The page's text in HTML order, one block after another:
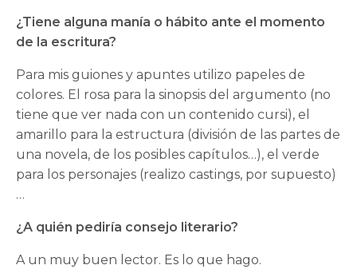
¿Tiene alguna manía o hábito ante el momento
de la escritura?
Para mis guiones y apuntes utilizo papeles de
colores. El rosa para la sinopsis del argumento (no
tiene que ver nada con un contenido cursi), el
amarillo para la estructura (división de las partes de
una novela, de los posibles capítulos…), el verde
para los personajes (realizo castings, por supuesto)
…
¿A quién pediría consejo literario?
A un muy buen lector. Es lo que hago.